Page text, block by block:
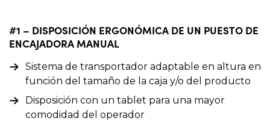
#1 – DISPOSICIÓN ERGONÓMICA DE UN PUESTO DE
ENCAJADORA MANUAL
Sistema de transportador adaptable en altura en
función del tamaño de la caja y/o del producto
Disposición con un tablet para una mayor
comodidad del operador